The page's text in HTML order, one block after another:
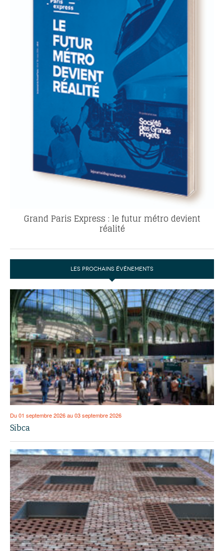
Grand Paris Express : le futur métro devient
réalité
LES PROCHAINS ÉVÉNEMENTS
Du 01 septembre 2026 au 03 septembre 2026
Sibca